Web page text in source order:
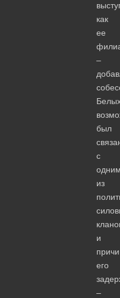
как
ее
–
был
с
из
и
его
–